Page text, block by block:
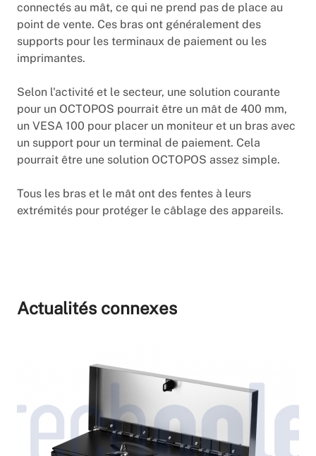
connectés au mât, ce qui ne prend pas de place au
point de vente. Ces bras ont généralement des
supports pour les terminaux de paiement ou les
imprimantes.
Selon l'activité et le secteur, une solution courante
pour un OCTOPOS pourrait être un mât de 400 mm,
un VESA 100 pour placer un moniteur et un bras avec
un support pour un terminal de paiement. Cela
pourrait être une solution OCTOPOS assez simple.
Tous les bras et le mât ont des fentes à leurs
extrémités pour protéger le câblage des appareils.
Actualités connexes